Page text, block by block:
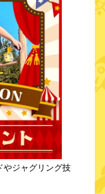
やジャグリング技